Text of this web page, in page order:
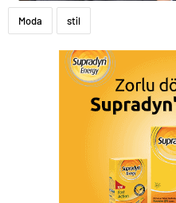
Moda stil